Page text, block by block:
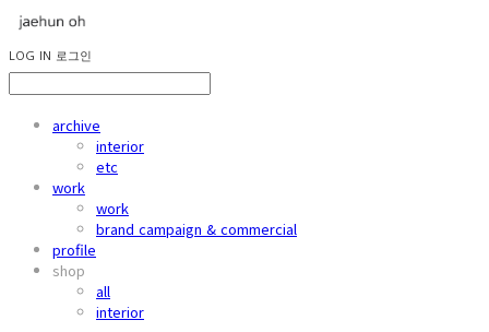
LOG IN 로그인
archive
interior
etc
work
work
brand campaign & commercial
profile
shop
all
interior